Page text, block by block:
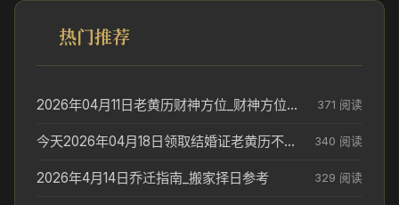
热门推荐
2026年04月11日老黄历财神方位_财神方位与供奉讲究 371 阅读
今天2026年04月18日领取结婚证老黄历不适合吗_领证日期参考 340 阅读
2026年4月14日乔迁指南_搬家择日参考 329 阅读